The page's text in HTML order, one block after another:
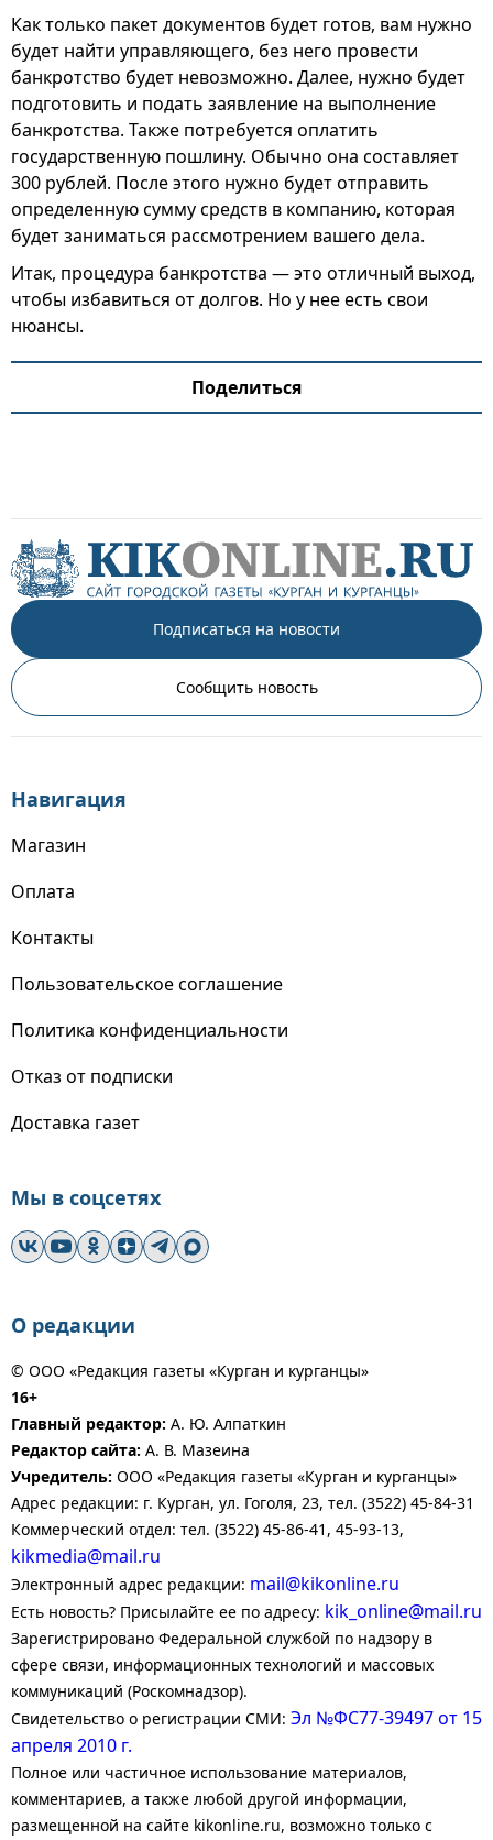
Как только пакет документов будет готов, вам нужно
будет найти управляющего, без него провести
банкротство будет невозможно. Далее, нужно будет
подготовить и подать заявление на выполнение
банкротства. Также потребуется оплатить
государственную пошлину. Обычно она составляет
300 рублей. После этого нужно будет отправить
определенную сумму средств в компанию, которая
будет заниматься рассмотрением вашего дела.
Итак, процедура банкротства — это отличный выход,
чтобы избавиться от долгов. Но у нее есть свои
нюансы.
Поделиться
Подписаться на новости
Сообщить новость
Навигация
Магазин
Оплата
Контакты
Пользовательское соглашение
Политика конфиденциальности
Отказ от подписки
Доставка газет
Мы в соцсетях
О редакции
© ООО «Редакция газеты «Курган и курганцы»
16+
Главный редактор: А. Ю. Алпаткин
Редактор сайта: А. В. Мазеина
Учредитель: ООО «Редакция газеты «Курган и курганцы»
Адрес редакции: г. Курган, ул. Гоголя, 23, тел. (3522) 45-84-31
Коммерческий отдел: тел. (3522) 45-86-41, 45-93-13,
kikmedia@mail.ru
Электронный адрес редакции: mail@kikonline.ru
Есть новость? Присылайте ее по адресу: kik_online@mail.ru
Зарегистрировано Федеральной службой по надзору в
сфере связи, информационных технологий и массовых
коммуникаций (Роскомнадзор).
Свидетельство о регистрации СМИ: Эл №ФС77-39497 от 15
апреля 2010 г.
Полное или частичное использование материалов,
комментариев, а также любой другой информации,
размещенной на сайте kikonline.ru, возможно только с